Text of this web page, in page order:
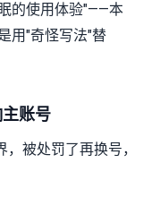
的使用体验"——本
用"奇怪写法"替
账号
被处罚了再换号，